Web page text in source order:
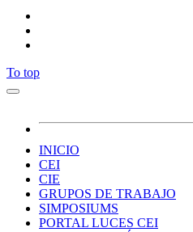
To top
INICIO
CEI
CIE
GRUPOS DE TRABAJO
SIMPOSIUMS
PORTAL LUCES CEI